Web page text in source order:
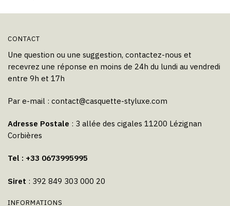
CONTACT
Une question ou une suggestion, contactez-nous et
recevrez une réponse en moins de 24h du lundi au vendredi
entre 9h et 17h
Par e-mail : contact@casquette-styluxe.com
Adresse Postale : 3 allée des cigales 11200 Lézignan
Corbières
Tel : +33 0673995995
Siret : 392 849 303 000 20
INFORMATIONS